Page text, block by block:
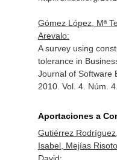
Gómez López, Mª
Arevalo:
A survey using
tolerance in
Journal of Software
2010. Vol. 4. Núm.
Aportaciones a
Gutiérrez
Isabel, Mejías